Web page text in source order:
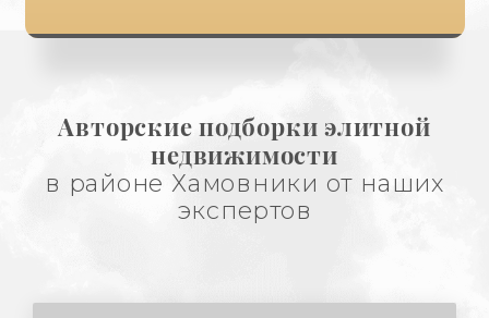
Авторские подборки элитной
недвижимости
в районе Хамовники от наших
экспертов